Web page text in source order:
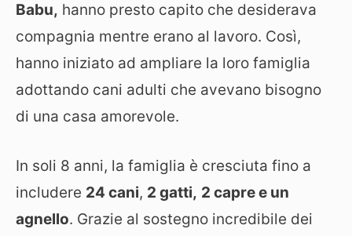
Babu, hanno presto capito che desiderava
compagnia mentre erano al lavoro. Così,
hanno iniziato ad ampliare la loro famiglia
adottando cani adulti che avevano bisogno
di una casa amorevole.
In soli 8 anni, la famiglia è cresciuta fino a
includere 24 cani, 2 gatti, 2 capre e un
agnello. Grazie al sostegno incredibile dei